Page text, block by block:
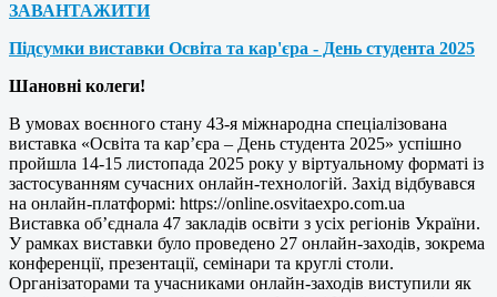
ЗАВАНТАЖИТИ
Підсумки виставки Освіта та кар'єра - День студента 2025
Шановні колеги!
В умовах воєнного стану 43-я міжнародна спеціалізована
виставка «Освіта та кар’єра – День студента 2025» успішно
пройшла 14-15 листопада 2025 року у віртуальному форматі із
застосуванням сучасних онлайн-технологій. Захід відбувався
на онлайн-платформі: https://online.osvitaexpo.com.ua
Виставка об’єднала 47 закладів освіти з усіх регіонів України.
У рамках виставки було проведено 27 онлайн-заходів, зокрема
конференції, презентації, семінари та круглі столи.
Організаторами та учасниками онлайн-заходів виступили як